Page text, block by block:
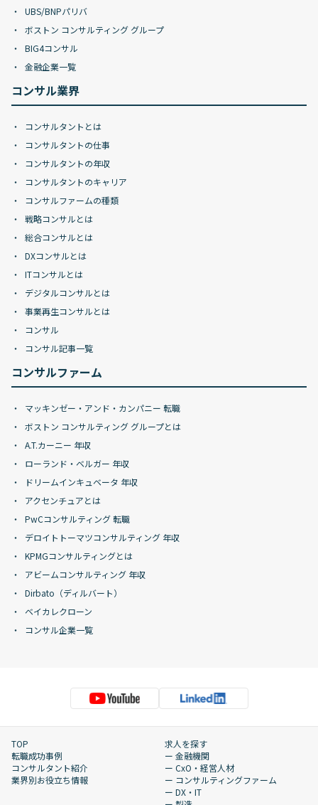
UBS/BNPパリバ
ボストン コンサルティング グループ
BIG4コンサル
金融企業一覧
コンサル業界
コンサルタントとは
コンサルタントの仕事
コンサルタントの年収
コンサルタントのキャリア
コンサルファームの種類
戦略コンサルとは
総合コンサルとは
DXコンサルとは
ITコンサルとは
デジタルコンサルとは
事業再生コンサルとは
コンサル
コンサル記事一覧
コンサルファーム
マッキンゼー・アンド・カンパニー 転職
ボストン コンサルティング グループとは
A.T.カーニー 年収
ローランド・ベルガー 年収
ドリームインキュベータ 年収
アクセンチュアとは
PwCコンサルティング 転職
デロイトトーマツコンサルティング 年収
KPMGコンサルティングとは
アビームコンサルティング 年収
Dirbato（ディルバート）
ベイカレクローン
コンサル企業一覧
TOP
転職成功事例
コンサルタント紹介
業界別お役立ち情報
求人を探す
ー 金融機関
ー CxO・経営人材
ー コンサルティングファーム
ー DX・IT